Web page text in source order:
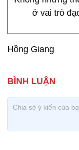
ở vai trò
Hồng Giang